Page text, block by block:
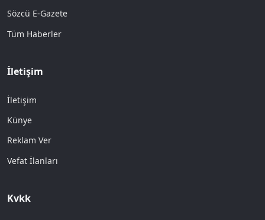
Sözcü E-Gazete
Tüm Haberler
İletişim
İletişim
Künye
Reklam Ver
Vefat İlanları
Kvkk